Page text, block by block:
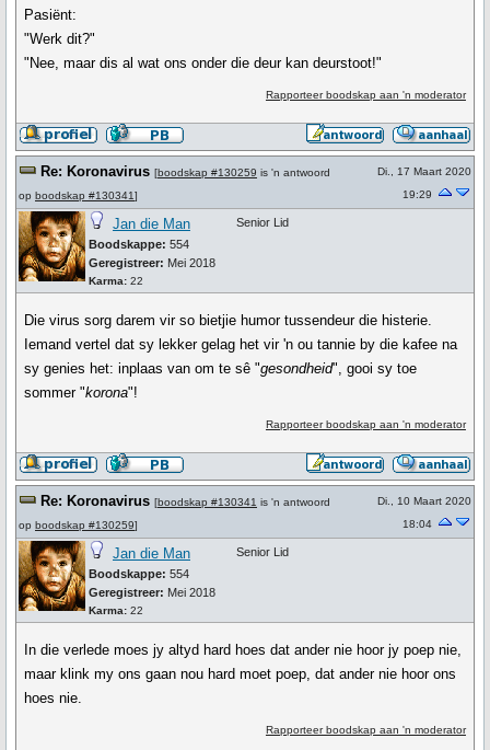
Pasiënt:
"Werk dit?"
"Nee, maar dis al wat ons onder die deur kan deurstoot!"
Rapporteer boodskap aan 'n moderator
Re: Koronavirus [boodskap #130259 is 'n antwoord
op boodskap #130341]
Di., 17 Maart 2020
19:29
Jan die Man
Boodskappe: 554
Geregistreer: Mei 2018
Karma: 22
Senior Lid
Die virus sorg darem vir so bietjie humor tussendeur die histerie.
Iemand vertel dat sy lekker gelag het vir 'n ou tannie by die kafee na
sy genies het: inplaas van om te sê "gesondheid", gooi sy toe
sommer "korona"!
Rapporteer boodskap aan 'n moderator
Re: Koronavirus [boodskap #130341 is 'n antwoord
op boodskap #130259]
Di., 10 Maart 2020
18:04
Jan die Man
Boodskappe: 554
Geregistreer: Mei 2018
Karma: 22
Senior Lid
In die verlede moes jy altyd hard hoes dat ander nie hoor jy poep nie,
maar klink my ons gaan nou hard moet poep, dat ander nie hoor ons
hoes nie.
Rapporteer boodskap aan 'n moderator